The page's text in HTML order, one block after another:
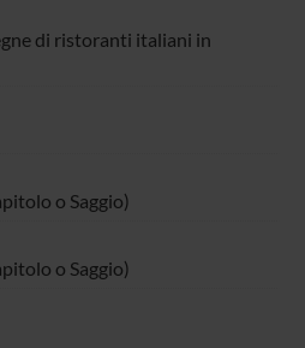
di ristoranti italiani in
o Saggio)
o Saggio)